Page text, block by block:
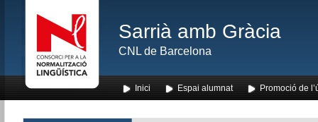
Sarrià amb Gràcia
CNL de Barcelona
Inici Espai alumnat Promoció de